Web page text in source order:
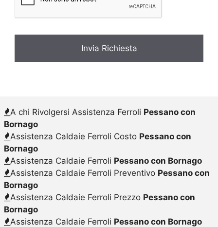
*
A chi Rivolgersi Assistenza Ferroli Pessano con
Bornago
Assistenza Caldaie Ferroli Costo Pessano con
Bornago
Assistenza Caldaie Ferroli Pessano con Bornago
Assistenza Caldaie Ferroli Preventivo Pessano con
Bornago
Assistenza Caldaie Ferroli Prezzo Pessano con
Bornago
Assistenza Caldaie Ferroli Pessano con Bornago